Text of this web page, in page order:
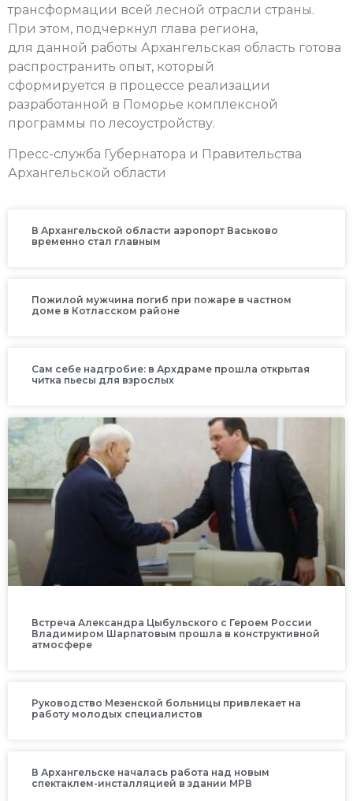
трансформации всей лесной отрасли страны.
При этом, подчеркнул глава региона,
для данной работы Архангельская область готова
распространить опыт, который
сформируется в процессе реализации
разработанной в Поморье комплексной
программы по лесоустройству.
Пресс-служба Губернатора и Правительства
Архангельской области
В Архангельской области аэропорт Васьково
временно стал главным
Пожилой мужчина погиб при пожаре в частном
доме в Котласском районе
Сам себе надгробие: в Архдраме прошла открытая
читка пьесы для взрослых
Встреча Александра Цыбульского с Героем России
Владимиром Шарпатовым прошла в конструктивной
атмосфере
Руководство Мезенской больницы привлекает на
работу молодых специалистов
В Архангельске началась работа над новым
спектаклем-инсталляцией в здании МРВ